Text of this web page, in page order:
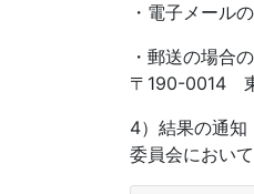
・電子メール
・郵送の場合
〒190-0014
4）結果の通知
委員会におい